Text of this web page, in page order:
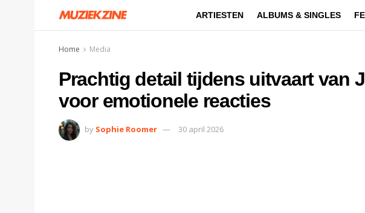
ARTIESTEN ALBUMS & SINGLES
Home Media
Prachtig detail tijdens uitvaart van
voor emotionele reacties
by Sophie Roomer 30 april 2026